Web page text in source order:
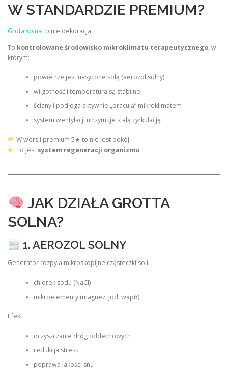
W STANDARDZIE PREMIUM?
Grota solna to nie dekoracja.
To kontrolowane środowisko mikroklimatu terapeutycznego, w
którym:
powietrze jest nasycone solą (aerozol solny)
wilgotność i temperatura są stabilne
ściany i podłoga aktywnie „pracują” mikroklimatem
system wentylacji utrzymuje stałą cyrkulację
W wersji premium 5★ to nie jest pokój.
To jest system regeneracji organizmu.
JAK DZIAŁA GROTTA
SOLNA?
1. AEROZOL SOLNY
Generator rozpyla mikroskopijne cząsteczki soli:
chlorek sodu (NaCl)
mikroelementy (magnez, jod, wapń)
Efekt:
oczyszczanie dróg oddechowych
redukcja stresu
poprawa jakości snu